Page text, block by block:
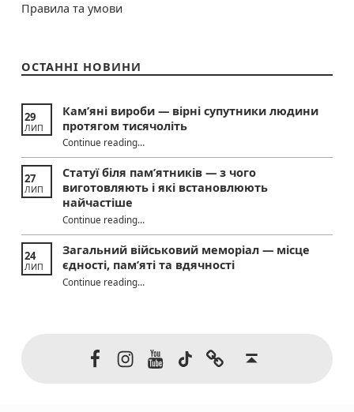
Правила та умови
ОСТАННІ НОВИНИ
29
ЛИП
Кам’яні вироби — вірні супутники людини
протягом тисячоліть
Continue reading“Кам’яні вироби — вірні супутники людини протягом тисячоліть”
…
27
ЛИП
Статуї біля пам’ятників — з чого
виготовляють і які встановлюють
найчастіше
Continue reading“Статуї біля пам’ятників — з чого виготовляють і які встановлюють найчастіше”
…
24
ЛИП
Загальний військовий меморіал — місце
єдності, пам’яті та вдячності
Continue reading“Загальний військовий меморіал — місце єдності, пам’яті та вдячності”
…